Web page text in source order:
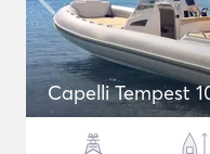
Capelli Tempest